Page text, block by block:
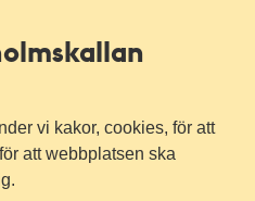
vi kakor, cookies, för att
att webbplatsen ska